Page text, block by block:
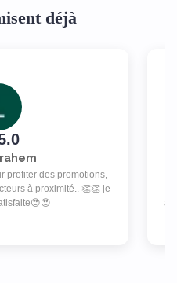
déjà
profiter des promotions,
à proximité.. 👏👏 je